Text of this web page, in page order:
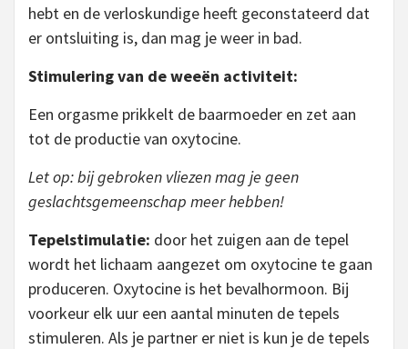
hebt en de verloskundige heeft geconstateerd dat
er ontsluiting is, dan mag je weer in bad.
Stimulering van de weeën activiteit:
Een orgasme prikkelt de baarmoeder en zet aan
tot de productie van oxytocine.
Let op: bij gebroken vliezen mag je geen
geslachtsgemeenschap meer hebben!
Tepelstimulatie: door het zuigen aan de tepel
wordt het lichaam aangezet om oxytocine te gaan
produceren. Oxytocine is het bevalhormoon. Bij
voorkeur elk uur een aantal minuten de tepels
stimuleren. Als je partner er niet is kun je de tepels